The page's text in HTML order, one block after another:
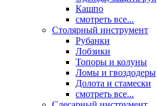
Кашпо
смотреть все...
Столярный инструмент
Рубанки
Лобзики
Топоры и колуны
Ломы и гвоздодеры
Долота и стамески
смотреть все...